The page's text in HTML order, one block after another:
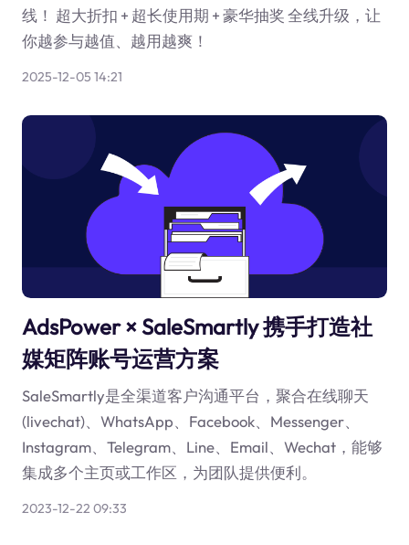
线！ 超大折扣 + 超长使用期 + 豪华抽奖 全线升级，让
你越参与越值、越用越爽！
2025-12-05 14:21
AdsPower × SaleSmartly 携手打造社
媒矩阵账号运营方案
SaleSmartly是全渠道客户沟通平台，聚合在线聊天
(livechat)、WhatsApp、Facebook、Messenger、
Instagram、Telegram、Line、Email、Wechat，能够
集成多个主页或工作区，为团队提供便利。
2023-12-22 09:33